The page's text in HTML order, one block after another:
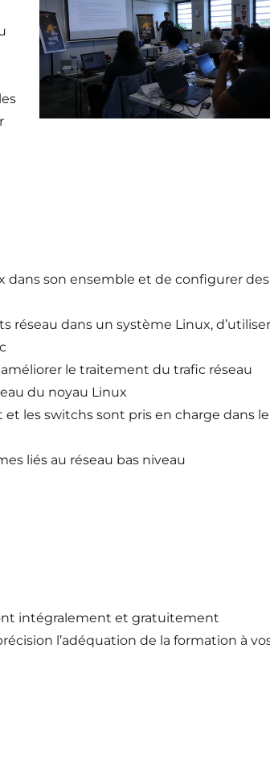
dans son ensemble et de configurer des
dans un système Linux,
le traitement du trafic réseau
du noyau Linux
les switchs sont pris en charge dans le
liés au réseau bas niveau
intégralement et gratuitement
l’adéquation de la formation à